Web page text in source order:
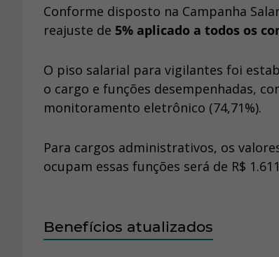
Conforme disposto na Campanha
reajuste de 5% aplicado a todos os
O piso salarial para vigilantes foi
o cargo e funções desempenhadas,
monitoramento eletrônico (74,71%).
Para cargos administrativos, os
ocupam essas funções será de R$
Benefícios atualizados